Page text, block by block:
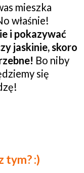
mieszka
właśnie!
i pokazywać
jaskinie, skoro
Bo niby
się
tym? :)